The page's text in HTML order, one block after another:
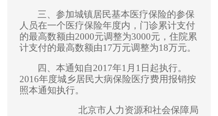
三、参加城镇居民基本医疗保险的参保
人员在一个医疗保险年度内，门诊累计支付
的最高数额由2000元调整为3000元，住院累
计支付的最高数额由17万元调整为18万元。
四、本通知自2017年1月1日起执行。
2016年度城乡居民大病保险医疗费用报销按
照本通知执行。
北京市人力资源和社会保障局